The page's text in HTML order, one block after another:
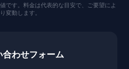
です。料金は代表的な目安で、ご要望によ
り変動します。
合わせフォーム